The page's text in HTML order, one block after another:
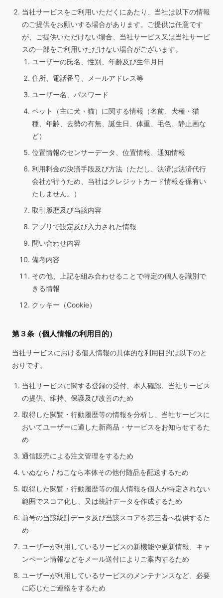
当社サービスをご利用いただくにあたり、当社は以下の情報
のご提供をお願いする場合があります。ご提供は任意です
が、ご提供いただけない場合、当社サービス又は当社サービ
スの一部をご利用いただけない場合がございます。
ユーザーの氏名、性別、年齢及び生年月日
住所、電話番号、メールアドレス等
ユーザー名、パスワード
ペット（主に犬・猫）に関する情報（名前、犬種・猫
種、年齢、去勢の有無、誕生日、体重、毛色、静止画な
ど）
位置情報のセンサーデータ、位置情報、通知情報
利用料金の決済手段及び方法（ただし、決済は決済代行
会社が行うため、当社はクレジットカード情報を保有い
たしません。）
取引履歴及び当該内容
アプリで設定及び入力された情報
問い合わせ内容
備考内容
その他、上記を組み合わせることで特定の個人を識別で
きる情報
クッキー（Cookie）
第３条（個人情報の利用目的）
当社サービスにおける個人情報の具体的な利用目的は以下のと
おりです。
当社サービスに関する登録の受付、本人確認、当社サービス
の提供、維持、保護及び改善のため
取得した閲覧・行動履歴等の情報を分析し、当社サービスに
おいてユーザーに適した新商品・サービスをお知らせするた
め
通信販売による注文管理をするため
いぬなら / ねこなら本体その他付随品を配送するため
取得した閲覧・行動履歴等の個人情報を個人が特定されない
範囲でスコア化し、又は統計データを作成するため
前号の当該統計データ及び当該スコアを第三者へ提供するた
め
ユーザーが利用しているサービスの新機能や更新情報、キャ
ンペーン情報などをメール送付によりご案内するため
ユーザーが利用しているサービスのメンテナンスなど、必要
に応じたご連絡をするため